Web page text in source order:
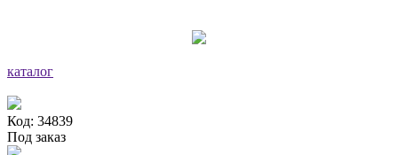
каталог
Код: 34839
Под заказ